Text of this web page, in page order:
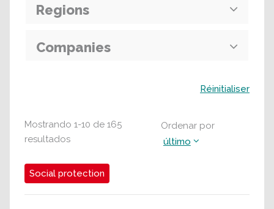
Mostrando 1-10 de 165
resultados
Ordenar por
último
Social protection
Regions
Companies
Réinitialiser